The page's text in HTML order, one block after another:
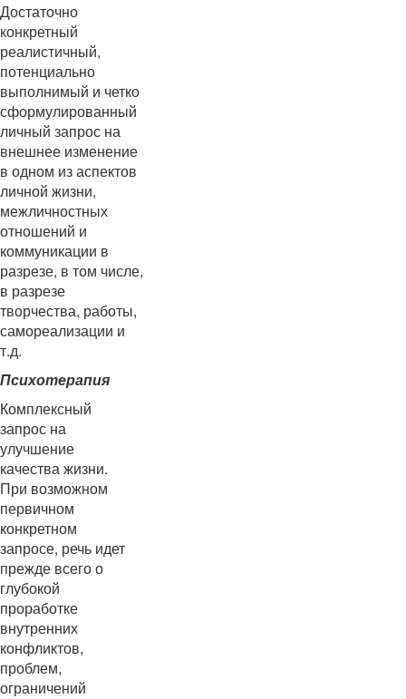
Достаточно
конкретный
реалистичный,
потенциально
выполнимый и четко
сформулированный
личный запрос на
внешнее изменение
в одном из аспектов
личной жизни,
межличностных
отношений и
коммуникации в
разрезе, в том числе,
в разрезе
творчества, работы,
самореализации и
т.д.
Психотерапия
Комплексный
запрос на
улучшение
качества жизни.
При возможном
первичном
конкретном
запросе, речь идет
прежде всего о
глубокой
проработке
внутренних
конфликтов,
проблем,
ограничений